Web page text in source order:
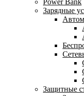
Power Bank
Зарядные
Защитные